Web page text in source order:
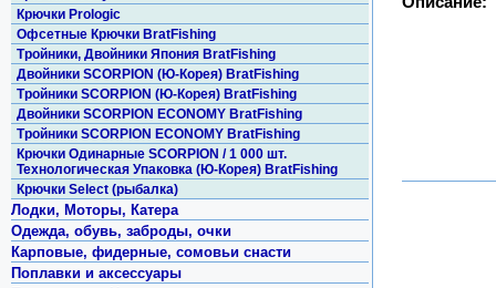
Крючки Prologic
Офсетные Крючки BratFishing
Тройники, Двойники Япония BratFishing
Двойники SCORPION (Ю-Корея) BratFishing
Тройники SCORPION (Ю-Корея) BratFishing
Двойники SCORPION ECONOMY BratFishing
Тройники SCORPION ECONOMY BratFishing
Крючки Одинарные SCORPION / 1 000 шт.
Технологическая Упаковка (Ю-Корея) BratFishing
Крючки Select (рыбалка)
Лодки, Моторы, Катера
Одежда, обувь, заброды, очки
Карповые, фидерные, сомовьи снасти
Поплавки и аксессуары